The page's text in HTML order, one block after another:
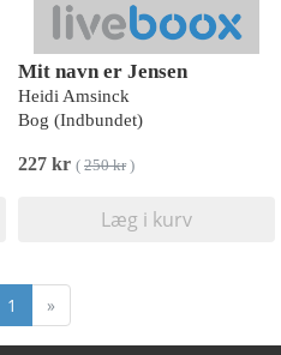
Mit navn er Jensen
Heidi Amsinck
Bog (Indbundet)
227 kr ( 250 kr)
Læg i kurv
1 »